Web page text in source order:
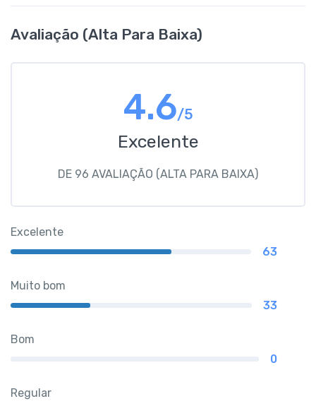
Avaliação (alta Para Baixa)
4.6/5
Excelente
DE 96 AVALIAÇÃO (ALTA PARA BAIXA)
Excelente
63
Muito bom
33
Bom
0
Regular